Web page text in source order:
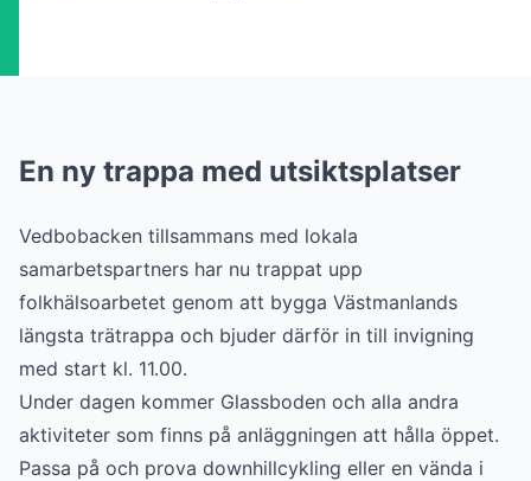
En ny trappa med utsiktsplatser
Vedbobacken tillsammans med lokala
samarbetspartners har nu trappat upp
folkhälsoarbetet genom att bygga Västmanlands
längsta trätrappa och bjuder därför in till invigning
med start kl. 11.00.
Under dagen kommer Glassboden och alla andra
aktiviteter som finns på anläggningen att hålla öppet.
Passa på och prova downhillcykling eller en vända i